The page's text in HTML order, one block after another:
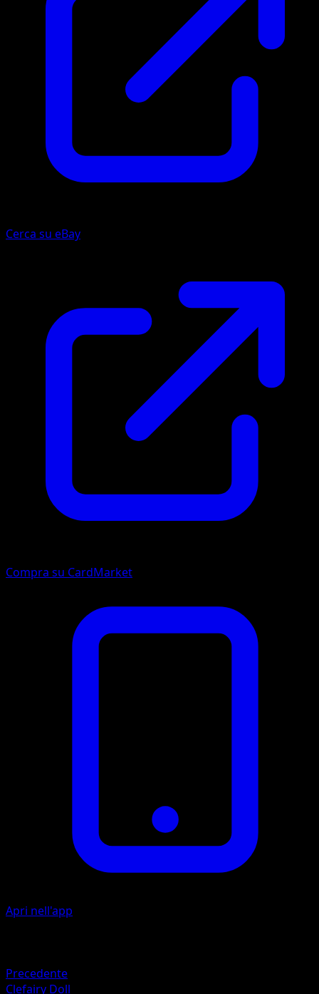
Cerca su eBay
Compra su CardMarket
Apri nell'app
Precedente
Clefairy Doll